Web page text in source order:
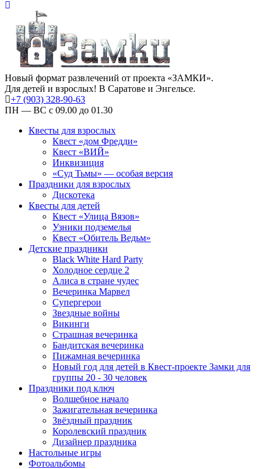
Новый формат развлечений от проекта «ЗАМКИ».
Для детей и взрослых! В Саратове и Энгельсе.
+7 (903) 328-90-63
ПН — ВС с 09.00 до 01.30
Квесты для взрослых
Квест «дом Фредди»
Квест «ВИЙ»
Инквизиция
«Суд Тьмы» — особая версия
Праздники для взрослых
Дискотека
Квесты для детей
Квест «Улица Вязов»
Узники подземелья
Квест «Обитель Ведьм»
Детские праздники
Black White Hard Party
Холодное сердце 2
Алиса в стране чудес
Вечеринка Марвел
Супергерои
Звездные войны
Викинги
Страшная вечеринка
Бандитская вечеринка
Пижамная вечеринка
Новый год для детей в Квест-проекте Замки для
группы 20 - 30 человек
Праздники под ключ
Волшебное начало
Зажигательная вечеринка
Звёздный праздник
Королевский праздник
Дизайнер праздника
Настольные игры
Фотоальбомы